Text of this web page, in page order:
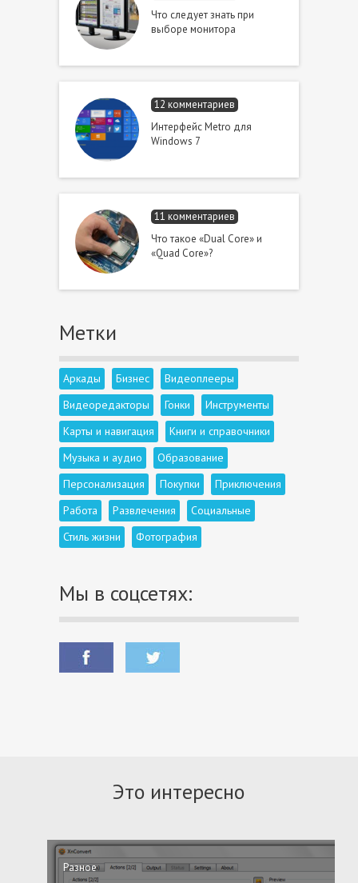
Что следует знать при
выборе монитора
12 комментариев
Интерфейс Metro для
Windows 7
11 комментариев
Что такое «Dual Core» и
«Quad Core»?
Метки
Аркады Бизнес
Видеоплееры
Видеоредакторы
Гонки
Инструменты
Карты и навигация
Книги и справочники
Музыка и аудио
Образование
Персонализация
Покупки
Приключения
Работа
Развлечения
Социальные
Стиль жизни
Фотография
Мы в соцсетях:
Это интересно
Разное